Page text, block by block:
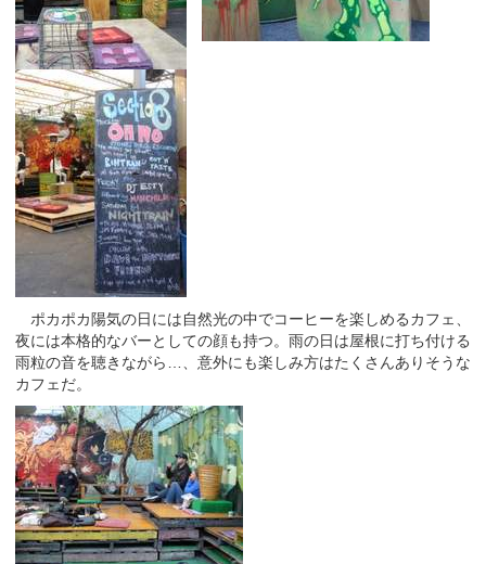
ポカポカ陽気の日には自然光の中でコーヒーを楽しめるカフェ、
夜には本格的なバーとしての顔も持つ。雨の日は屋根に打ち付ける
雨粒の音を聴きながら…、意外にも楽しみ方はたくさんありそうな
カフェだ。